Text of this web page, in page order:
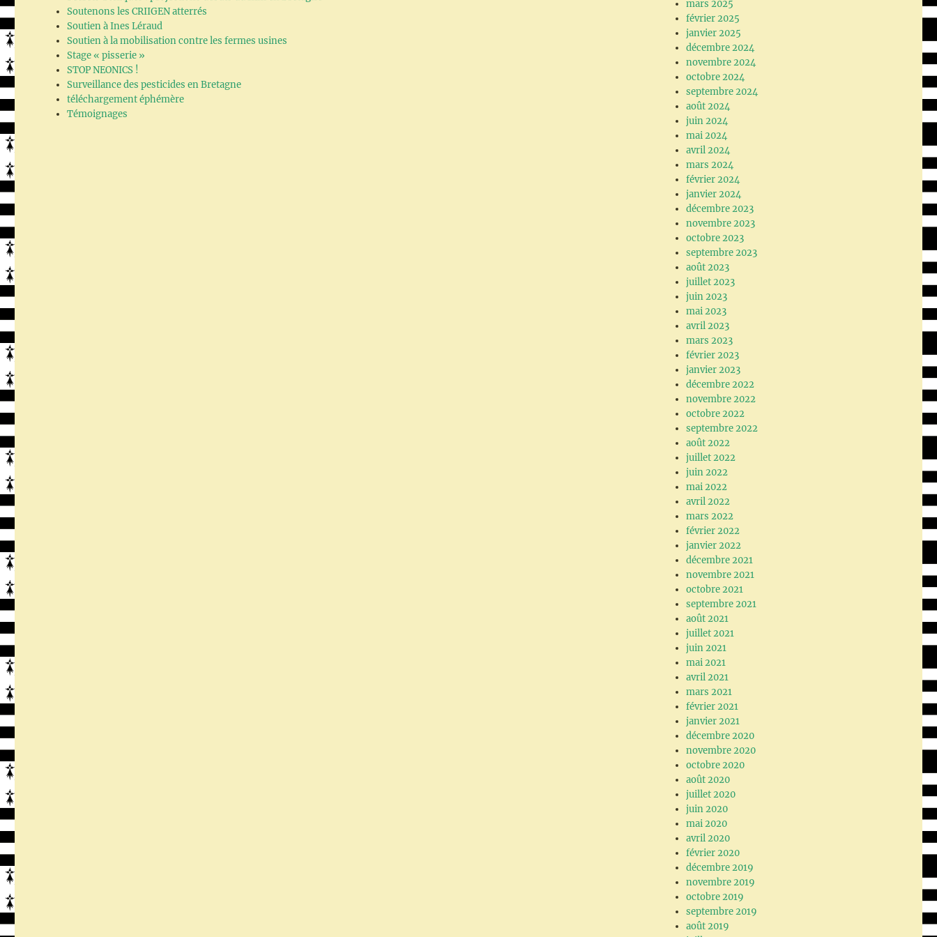
Soutenons les CRIIGEN atterrés
Soutien à Ines Léraud
Soutien à la mobilisation contre les fermes usines
Stage « pisserie »
STOP NEONICS !
Surveillance des pesticides en Bretagne
téléchargement éphémère
Témoignages
mars 2025
février 2025
janvier 2025
décembre 2024
novembre 2024
octobre 2024
septembre 2024
août 2024
juin 2024
mai 2024
avril 2024
mars 2024
février 2024
janvier 2024
décembre 2023
novembre 2023
octobre 2023
septembre 2023
août 2023
juillet 2023
juin 2023
mai 2023
avril 2023
mars 2023
février 2023
janvier 2023
décembre 2022
novembre 2022
octobre 2022
septembre 2022
août 2022
juillet 2022
juin 2022
mai 2022
avril 2022
mars 2022
février 2022
janvier 2022
décembre 2021
novembre 2021
octobre 2021
septembre 2021
août 2021
juillet 2021
juin 2021
mai 2021
avril 2021
mars 2021
février 2021
janvier 2021
décembre 2020
novembre 2020
octobre 2020
août 2020
juillet 2020
juin 2020
mai 2020
avril 2020
février 2020
décembre 2019
novembre 2019
octobre 2019
septembre 2019
août 2019